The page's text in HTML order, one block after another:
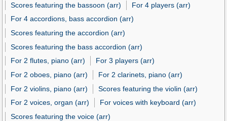
Scores featuring the bassoon (arr)
For 4 players (arr)
For 4 accordions, bass accordion (arr)
Scores featuring the accordion (arr)
Scores featuring the bass accordion (arr)
For 2 flutes, piano (arr)
For 3 players (arr)
For 2 oboes, piano (arr)
For 2 clarinets, piano (arr)
For 2 violins, piano (arr)
Scores featuring the violin (arr)
For 2 voices, organ (arr)
For voices with keyboard (arr)
Scores featuring the voice (arr)